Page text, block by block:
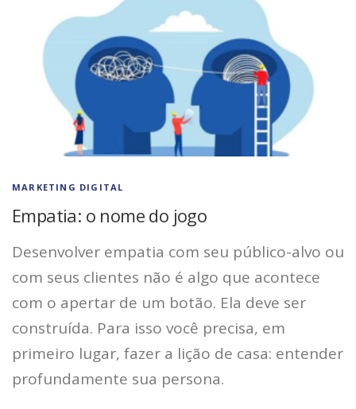
MARKETING DIGITAL
Empatia: o nome do jogo
Desenvolver empatia com seu público-alvo ou
com seus clientes não é algo que acontece
com o apertar de um botão. Ela deve ser
construída. Para isso você precisa, em
primeiro lugar, fazer a lição de casa: entender
profundamente sua persona.